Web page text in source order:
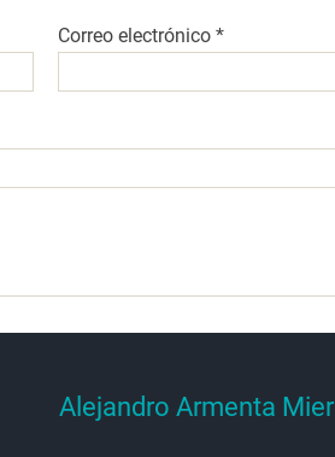
Correo electrónico*
Alejandro Armenta Mier